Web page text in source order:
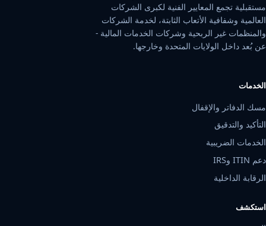
مستقبلية تجمع المعايير الفنية لكبرى الشركات
العالمية وشفافية الأتعاب الثابتة، لخدمة الشركات
والمنظمات غير الربحية وشركات الخدمات المالية -
عن بُعد داخل الولايات المتحدة وخارجها.
الخدمات
مسك الدفاتر والإقفال
التأكيد والتدقيق
الخدمات الضريبية
دعم ITIN وIRS
الرقابة الداخلية
استكشف